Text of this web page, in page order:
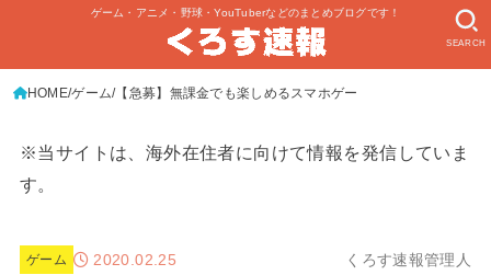
ゲーム・アニメ・野球・YouTuberなどのまとめブログです！
SEARCH
HOME ゲーム 【急募】無課金でも楽しめるスマホゲー
※当サイトは、海外在住者に向けて情報を発信していま
す。
ゲーム 2020.02.25 くろす速報管理人